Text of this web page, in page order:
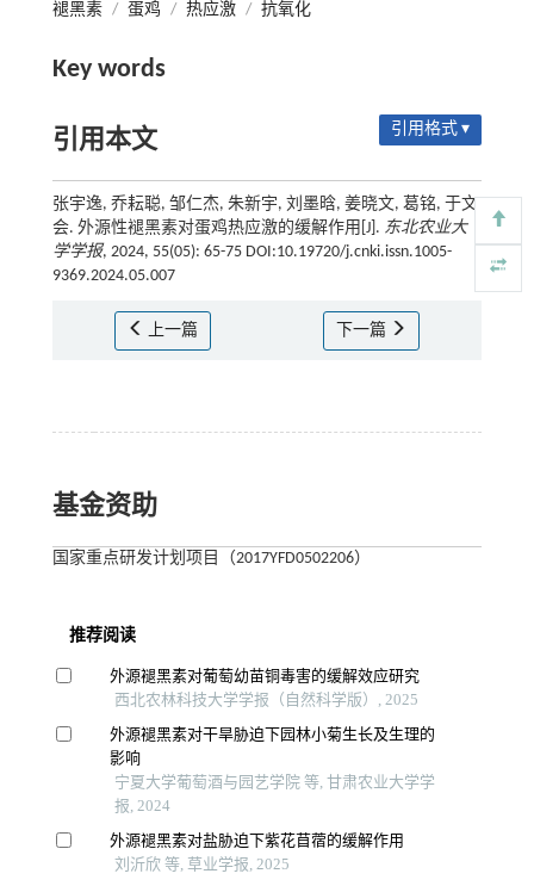
褪黑素 / 蛋鸡 / 热应激 / 抗氧化
Key words
引用本文 引用格式 ▾
张宇逸, 乔耘聪, 邹仁杰, 朱新宇, 刘墨晗, 姜晓文, 葛铭, 于文
会. 外源性褪黑素对蛋鸡热应激的缓解作用[J]. 东北农业大
学学报, 2024, 55(05): 65-75 DOI:10.19720/j.cnki.issn.1005-
9369.2024.05.007
上一篇 下一篇
基金资助
国家重点研发计划项目（2017YFD0502206）